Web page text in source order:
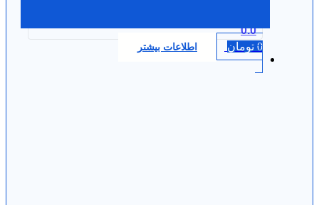
0.0
0 تومان اطلاعات بیشتر